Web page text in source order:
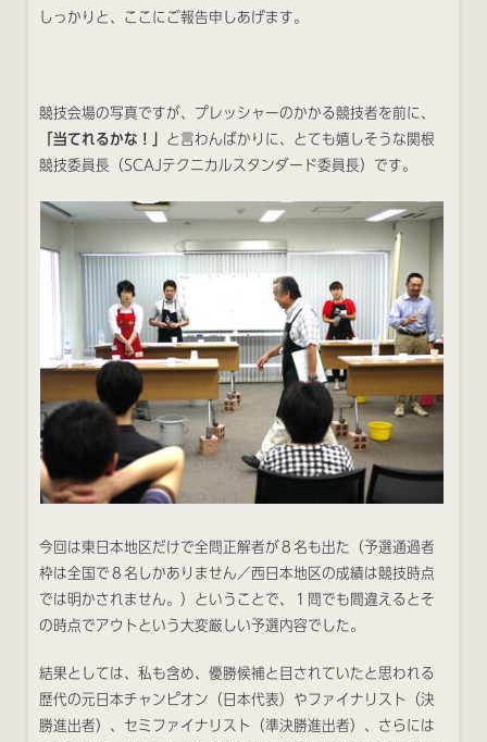
しっかりと、ここにご報告申しあげます。
競技会場の写真ですが、プレッシャーのかかる競技者を前に、
「当てれるかな！」 と言わんばかりに、とても嬉しそうな関根
競技委員長（SCAJテクニカルスタンダード委員長）です。
今回は東日本地区だけで全問正解者が８名も出た（予選通過者
枠は全国で８名しかありません／西日本地区の成績は競技時点
では明かされません。）ということで、１問でも間違えるとそ
の時点でアウトという大変厳しい予選内容でした。
結果としては、私も含め、優勝候補と目されていたと思われる
歴代の元日本チャンピオン（日本代表）やファイナリスト（決
勝進出者）、セミファイナリスト（準決勝進出者）、さらには